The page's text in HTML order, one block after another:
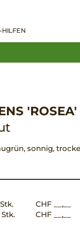
HILFEN
'ROSEA'
sonnig,
CHF __,__
CHF __,__